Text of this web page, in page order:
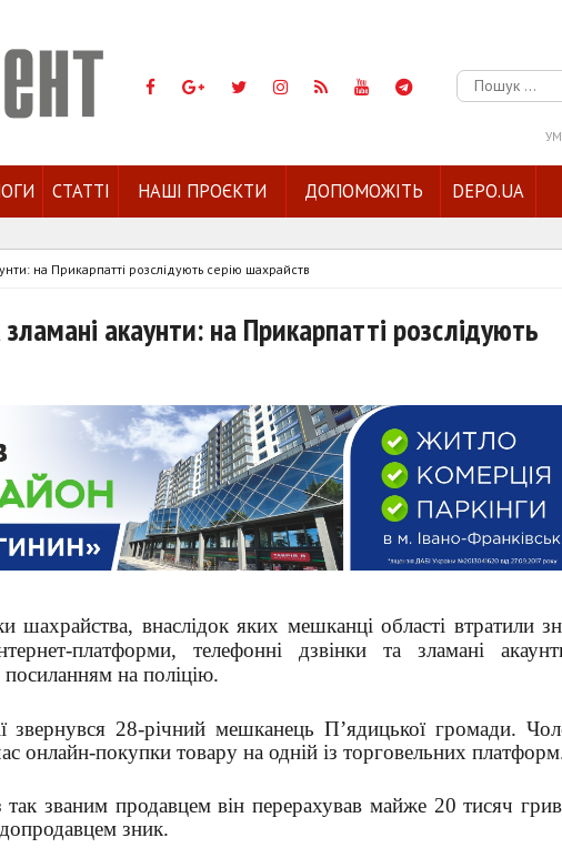
Пошук:
СТАТТІ НАШІ ПРОЄКТИ ДОПОМОЖІТЬ DEPO.UA
на Прикарпатті розслідують серію шахрайств
акаунти: на Прикарпатті розслідують
шахрайства, внаслідок яких мешканці області втратили
платформи, телефонні дзвінки та зламані
на поліцію.
звернувся 28-річний мешканець П’ядицької громади.
онлайн-покупки товару на одній із торговельних
так званим продавцем він перерахував майже 20 тисяч
зник.